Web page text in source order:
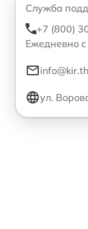
Служба
+7 (800)
Ежедневно
ул.